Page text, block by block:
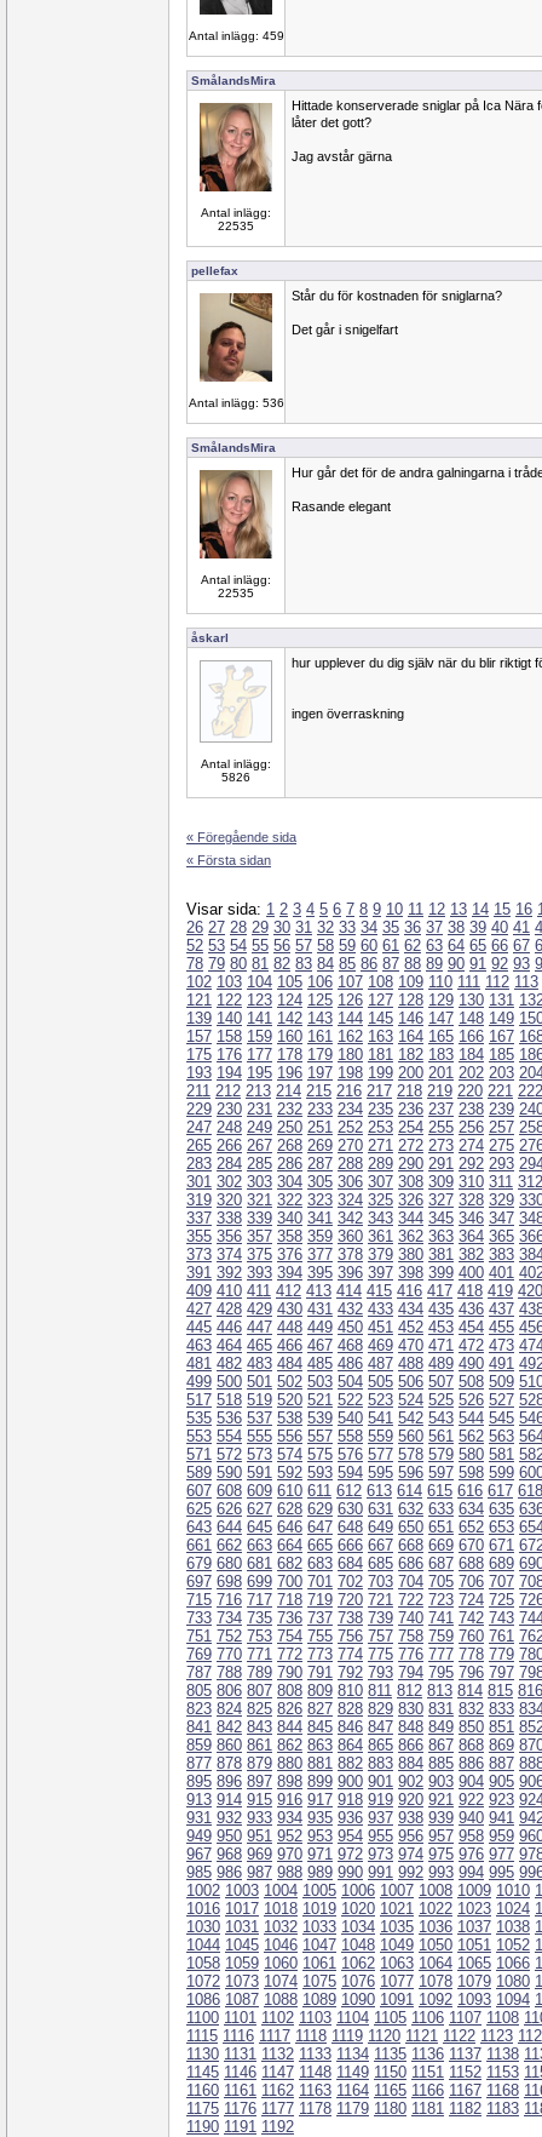
Antal inlägg: 459
SmålandsMira
Antal inlägg:
22535
Hittade konserverade sniglar på Ica Nära
låter det gott?
Jag avstår gärna
pellefax
Antal inlägg: 536
Står du för kostnaden för sniglarna?
Det går i snigelfart
SmålandsMira
Antal inlägg:
22535
Hur går det för de andra galningarna i
Rasande elegant
åskarl
Antal inlägg:
5826
hur upplever du dig själv när du blir riktigt
ingen överraskning
« Föregående sida
« Första sidan
Visar sida: 1 2 3 4 5 6 7 8 9 10 11 12 13 14 15 16
26 27 28 29 30 31 32 33 34 35 36 37 38 39 40 41
52 53 54 55 56 57 58 59 60 61 62 63 64 65 66 67
78 79 80 81 82 83 84 85 86 87 88 89 90 91 92 93
102 103 104 105 106 107 108 109 110 111 112 113
121 122 123 124 125 126 127 128 129 130 131
139 140 141 142 143 144 145 146 147 148 149
157 158 159 160 161 162 163 164 165 166 167
175 176 177 178 179 180 181 182 183 184 185
193 194 195 196 197 198 199 200 201 202 203
211 212 213 214 215 216 217 218 219 220 221 222
229 230 231 232 233 234 235 236 237 238 239
247 248 249 250 251 252 253 254 255 256 257
265 266 267 268 269 270 271 272 273 274 275
283 284 285 286 287 288 289 290 291 292 293
301 302 303 304 305 306 307 308 309 310 311 312
319 320 321 322 323 324 325 326 327 328 329
337 338 339 340 341 342 343 344 345 346 347
355 356 357 358 359 360 361 362 363 364 365
373 374 375 376 377 378 379 380 381 382 383
391 392 393 394 395 396 397 398 399 400 401
409 410 411 412 413 414 415 416 417 418 419 420
427 428 429 430 431 432 433 434 435 436 437
445 446 447 448 449 450 451 452 453 454 455
463 464 465 466 467 468 469 470 471 472 473
481 482 483 484 485 486 487 488 489 490 491
499 500 501 502 503 504 505 506 507 508 509
517 518 519 520 521 522 523 524 525 526 527
535 536 537 538 539 540 541 542 543 544 545
553 554 555 556 557 558 559 560 561 562 563
571 572 573 574 575 576 577 578 579 580 581
589 590 591 592 593 594 595 596 597 598 599
607 608 609 610 611 612 613 614 615 616 617 618
625 626 627 628 629 630 631 632 633 634 635
643 644 645 646 647 648 649 650 651 652 653
661 662 663 664 665 666 667 668 669 670 671
679 680 681 682 683 684 685 686 687 688 689
697 698 699 700 701 702 703 704 705 706 707
715 716 717 718 719 720 721 722 723 724 725
733 734 735 736 737 738 739 740 741 742 743
751 752 753 754 755 756 757 758 759 760 761
769 770 771 772 773 774 775 776 777 778 779
787 788 789 790 791 792 793 794 795 796 797
805 806 807 808 809 810 811 812 813 814 815 816
823 824 825 826 827 828 829 830 831 832 833
841 842 843 844 845 846 847 848 849 850 851
859 860 861 862 863 864 865 866 867 868 869
877 878 879 880 881 882 883 884 885 886 887
895 896 897 898 899 900 901 902 903 904 905
913 914 915 916 917 918 919 920 921 922 923
931 932 933 934 935 936 937 938 939 940 941
949 950 951 952 953 954 955 956 957 958 959
967 968 969 970 971 972 973 974 975 976 977
985 986 987 988 989 990 991 992 993 994 995
1002 1003 1004 1005 1006 1007 1008 1009 1010
1016 1017 1018 1019 1020 1021 1022 1023 1024
1030 1031 1032 1033 1034 1035 1036 1037 1038
1044 1045 1046 1047 1048 1049 1050 1051 1052
1058 1059 1060 1061 1062 1063 1064 1065 1066
1072 1073 1074 1075 1076 1077 1078 1079 1080
1086 1087 1088 1089 1090 1091 1092 1093 1094
1100 1101 1102 1103 1104 1105 1106 1107 1108
1115 1116 1117 1118 1119 1120 1121 1122 1123
1130 1131 1132 1133 1134 1135 1136 1137 1138
1145 1146 1147 1148 1149 1150 1151 1152 1153
1160 1161 1162 1163 1164 1165 1166 1167 1168
1175 1176 1177 1178 1179 1180 1181 1182 1183
1190 1191 1192